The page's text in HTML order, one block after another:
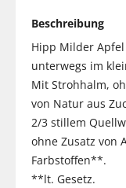
Beschreibung
Hipp Milder
unterwegs im
Mit Strohhalm,
von Natur aus
2/3 stillem
ohne Zusatz von
Farbstoffen**.
**lt. Gesetz.